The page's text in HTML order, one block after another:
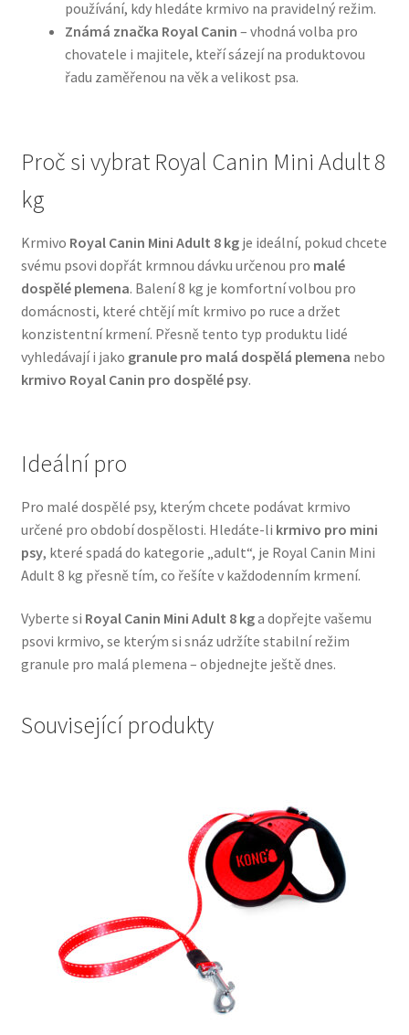
Hill’s pro psy
Oblečky pro psy
Pamlsky pro psy
Pelíšky pro psy
Ortopedické pelíšky
Purizon pro psy — Vysoký obsah masa, bez obilovin
Royal Canin pro psy
Veterinární dieta pro psy
Vodítka a obojky
Wolf of Wilderness
používání, kdy hledáte krmivo na pravidelný režim.
Známá značka Royal Canin – vhodná volba pro
chovatele i majitele, kteří sázejí na produktovou
řadu zaměřenou na věk a velikost psa.
Proč si vybrat Royal Canin Mini Adult 8
kg
Krmivo Royal Canin Mini Adult 8 kgje ideální, pokud chcete
svému psovi dopřát krmnou dávku určenou pro malé
dospělé plemena. Balení 8 kg je komfortní volbou pro
domácnosti, které chtějí mít krmivo po ruce a držet
konzistentní krmení. Přesně tento typ produktu lidé
vyhledávají i jako granule pro malá dospělá plemena nebo
krmivo Royal Canin pro dospělé psy.
Ideální pro
Pro malé dospělé psy, kterým chcete podávat krmivo
určené pro období dospělosti. Hledáte-li krmivo pro mini
psy, které spadá do kategorie „adult“, je Royal Canin Mini
Adult 8 kg přesně tím, co řešíte v každodenním krmení.
Vyberte si Royal Canin Mini Adult 8 kga dopřejte vašemu
psovi krmivo, se kterým si snáz udržíte stabilní režim
granule pro malá plemena – objednejte ještě dnes.
Související produkty